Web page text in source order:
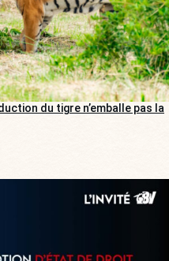
du tigre n’emballe pas la